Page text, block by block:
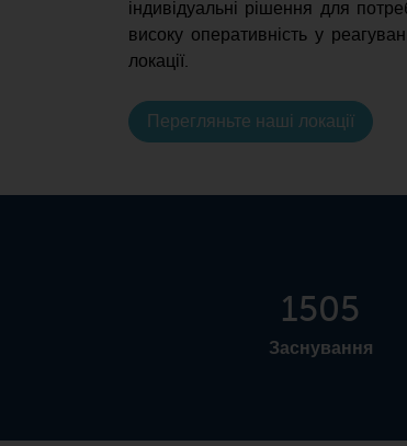
індивідуальні рішення для
високу оперативність у
локації.
Перегляньте наші локації
1872
Заснування